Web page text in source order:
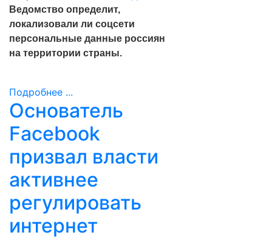
Ведомство определит,
локализовали ли соцсети
персональные данные россиян
на территории страны.
Подробнее ...
Основатель
Facebook
призвал власти
активнее
регулировать
интернет